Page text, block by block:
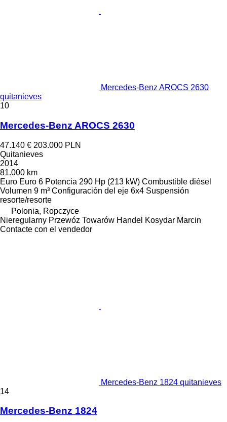
Mercedes-Benz AROCS 2630
quitanieves
10
Mercedes-Benz AROCS 2630
47.140 € 203.000 PLN
Quitanieves
2014
81.000 km
Euro Euro 6 Potencia 290 Hp (213 kW) Combustible diésel
Volumen 9 m³ Configuración del eje 6x4 Suspensión
resorte/resorte
Polonia, Ropczyce
Nieregularny Przewóz Towarów Handel Kosydar Marcin
Contacte con el vendedor
Mercedes-Benz 1824 quitanieves
14
Mercedes-Benz 1824